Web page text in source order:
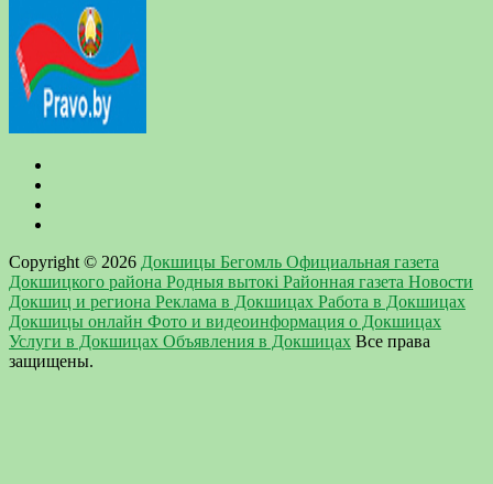
Copyright © 2026 Докшицы Бегомль Официальная газета
Докшицкого района Родныя вытокi Районная газета Новости
Докшиц и региона Реклама в Докшицах Работа в Докшицах
Докшицы онлайн Фото и видеоинформация о Докшицах
Услуги в Докшицах Объявления в Докшицах Все права
защищены.